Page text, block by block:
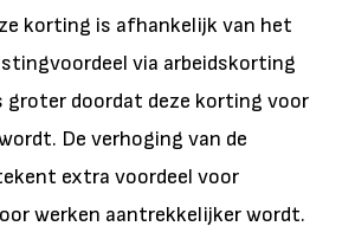
korting is afhankelijk van het
via arbeidskorting
doordat deze korting voor
De verhoging van de
extra voordeel voor
werken aantrekkelijker wordt.